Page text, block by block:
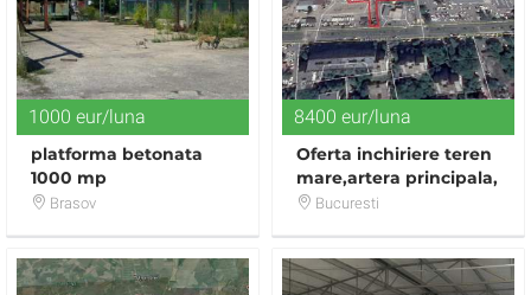
1000 eur/luna
platforma betonata
1000 mp
Brasov
8400 eur/luna
Oferta inchiriere teren
mare,artera principala,
termen lung
Bucuresti